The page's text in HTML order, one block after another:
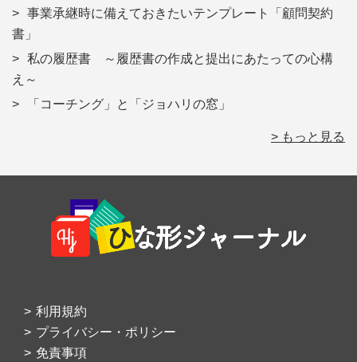
事業承継時に備えておきたいテンプレート「顧問契約
書」
私の履歴書 ～履歴書の作成と提出にあたっての心構
え～
「コーチング」と「ジョハリの窓」
> もっと見る
Footer
利用規約
プライバシー・ポリシー
免責事項